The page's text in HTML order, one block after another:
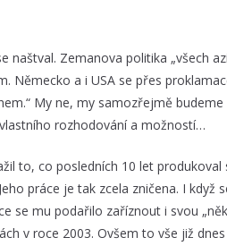
naštval. Zemanova politika „všech
Německo a i USA se přes
My ne, my samozřejmě budeme
rozhodování a možností…
to, co posledních 10 let produkoval
práce je tak zcela zničena. I když
se mu podařilo zaříznout i svou
v roce 2003. Ovšem to vše již